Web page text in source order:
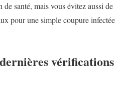
de santé, mais vous évitez aussi de
pour une simple coupure infectée
vérifications